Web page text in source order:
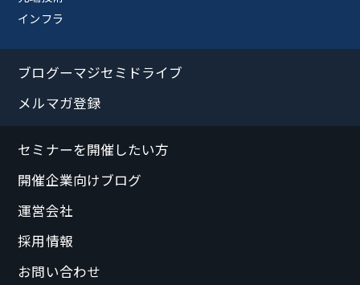
インフラ
ブログーマジセミドライブ
メルマガ登録
セミナーを開催したい方
開催企業向けブログ
運営会社
採用情報
お問い合わせ